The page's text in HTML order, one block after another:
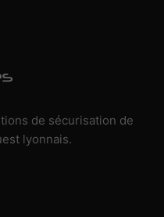
de sécurisation de
lyonnais.